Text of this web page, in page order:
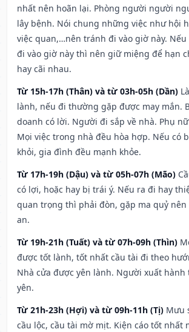
nhất nên hoãn lại. Phòng người người
lây bệnh. Nói chung những việc như hội
việc quan,…nên tránh đi vào giờ này.
đi vào giờ này thì nên giữ miệng để hạn
hay cãi nhau.
Từ 15h-17h (Thân) và từ 03h-05h (Dần)
lành, nếu đi thường gặp được may mắn.
doanh có lời. Người đi sắp về nhà. Phụ
Mọi việc trong nhà đều hòa hợp. Nếu có
khỏi, gia đình đều mạnh khỏe.
Từ 17h-19h (Dậu) và từ 05h-07h (Mão)
có lợi, hoặc hay bị trái ý. Nếu ra đi hay
quan trọng thì phải đòn, gặp ma quỷ
an.
Từ 19h-21h (Tuất) và từ 07h-09h (Thìn)
được tốt lành, tốt nhất cầu tài đi theo
Nhà cửa được yên lành. Người xuất
yên.
Từ 21h-23h (Hợi) và từ 09h-11h (Tị) Mưu
cầu lộc, cầu tài mờ mịt. Kiện cáo tốt nhất